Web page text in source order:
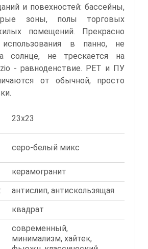
и повехностей: бассейны,
зоны, полы торговых
помещений. Прекрасно
в панно, не
солнце, не трескается на
- равноденствие. PET и ПУ
от обычной, просто
23x23
серо-белый микс
керамогранит
антислип, антискользящая
квадрат
современный,
минимализм, хайтек,